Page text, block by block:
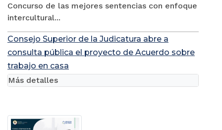
Concurso de las mejores sentencias con enfoque
intercultural...
Consejo Superior de la Judicatura abre a
consulta pública el proyecto de Acuerdo sobre
trabajo en casa
Más detalles